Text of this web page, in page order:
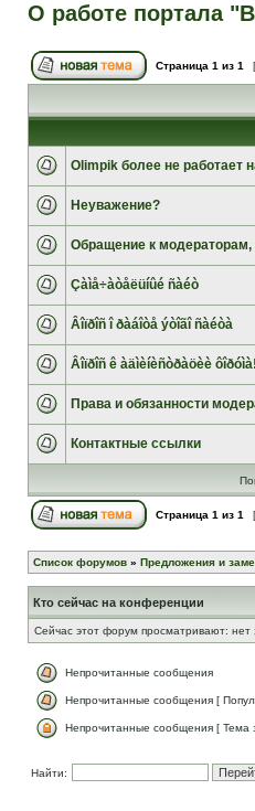
О работе портала
Страница 1 из 1
Olimpik более не работает
Неуважение?
Обращение к модераторам,
Çàìå÷àòåëüíûé ñàéò
Âîïðîñ î ðàáîòå ýòîãî ñàéòà
Âîïðîñ ê àäìèíèñòðàöèè ôîðóìà!
Права и обязанности
Контактные ссылки
Страница 1 из 1
Список форумов » Предложения и
Кто сейчас на конференции
Сейчас этот форум просматривают: нет
Непрочитанные сообщения
Непрочитанные сообщения [
Непрочитанные сообщения [ Тема
Найти: